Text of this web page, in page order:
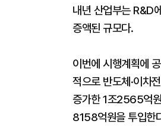
내년 산업부는
증액된 규모다.
이번에 시행계획에
적으로 반도체·이차
증가한 1조2565억
8158억원을 투입한